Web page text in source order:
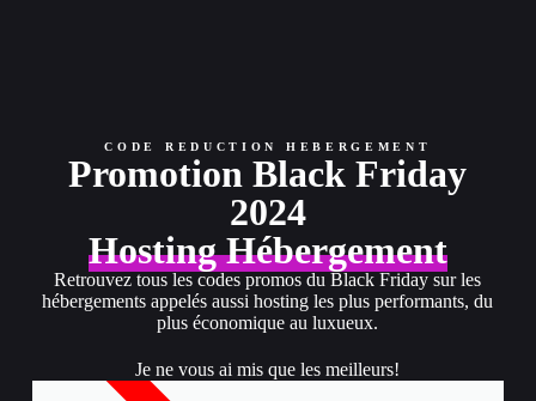
CODE REDUCTION HEBERGEMENT
Promotion Black Friday
2024
Hosting Hébergement
Retrouvez tous les codes promos du Black Friday sur les
hébergements appelés aussi hosting les plus performants, du
plus économique au luxueux.
Je ne vous ai mis que les meilleurs!